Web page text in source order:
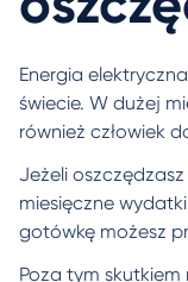
Energia
świecie. W dużej
również człowiek
Jeżeli
miesięczne
gotówkę możesz
Poza tym